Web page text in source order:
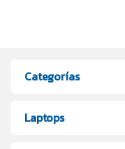
Categorías
Laptops